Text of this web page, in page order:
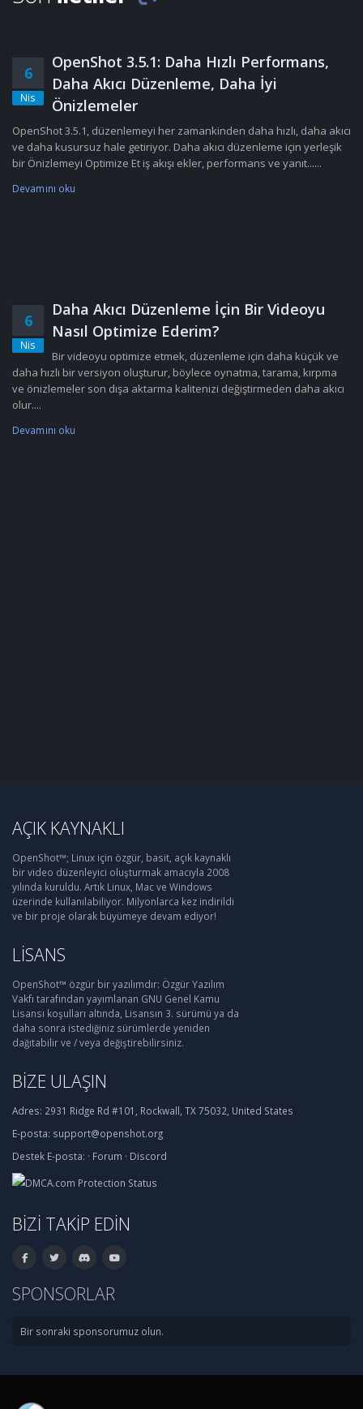
6
Nis
OpenShot 3.5.1: Daha Hızlı Performans,
Daha Akıcı Düzenleme, Daha İyi
Önizlemeler
OpenShot 3.5.1, düzenlemeyi her zamankinden daha hızlı, daha akıcı
ve daha kusursuz hale getiriyor. Daha akıcı düzenleme için yerleşik
bir Önizlemeyi Optimize Et iş akışı ekler, performans ve yanıt......
Devamını oku
6
Nis
Daha Akıcı Düzenleme İçin Bir Videoyu
Nasıl Optimize Ederim?
Bir videoyu optimize etmek, düzenleme için daha küçük ve
daha hızlı bir versiyon oluşturur, böylece oynatma, tarama, kırpma
ve önizlemeler son dışa aktarma kalitenizi değiştirmeden daha akıcı
olur....
Devamını oku
AÇIK KAYNAKLI
OpenShot™; Linux için özgür, basit, açık kaynaklı
bir video düzenleyici oluşturmak amacıyla 2008
yılında kuruldu. Artık Linux, Mac ve Windows
üzerinde kullanılabiliyor. Milyonlarca kez indirildi
ve bir proje olarak büyümeye devam ediyor!
LISANS
OpenShot™ özgür bir yazılımdır: Özgür Yazılım
Vakfı tarafından yayımlanan GNU Genel Kamu
Lisansı koşulları altında, Lisansın 3. sürümü ya da
daha sonra istediğiniz sürümlerde yeniden
dağıtabilir ve / veya değiştirebilirsiniz.
BIZE ULAŞIN
Adres: 2931 Ridge Rd #101, Rockwall, TX 75032, United States
E-posta: support@openshot.org
Destek E-posta: · Forum · Discord
BIZI TAKIP EDIN
SPONSORLAR
Bir sonraki sponsorumuz olun.